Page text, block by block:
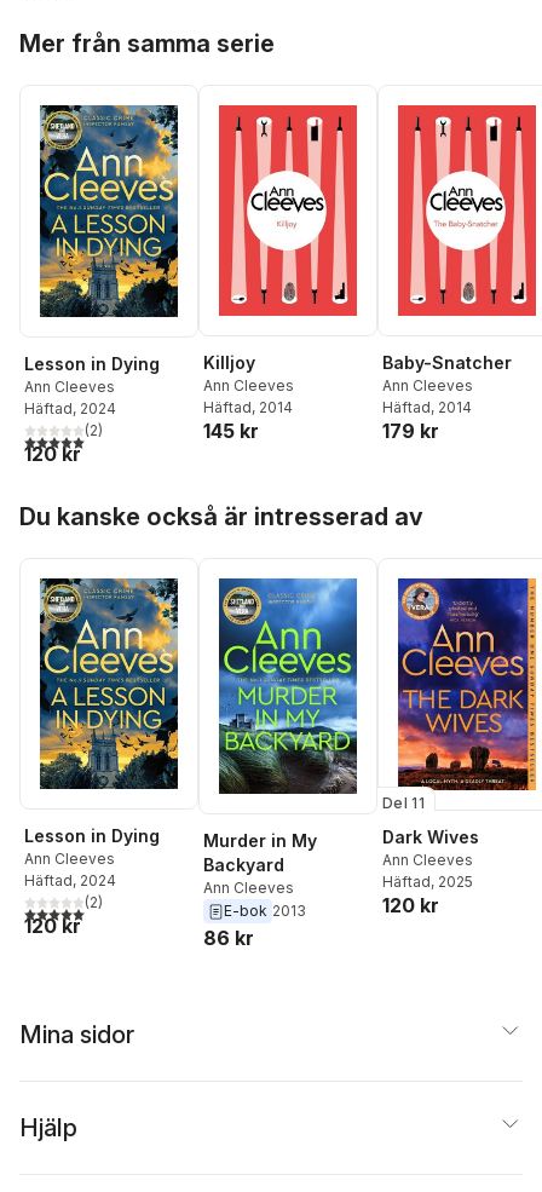
Mer från samma serie
Lesson in Dying
Ann Cleeves
Häftad, 2024
5,0utav 5 stjärnor. Totalt antal röster:
(2)
120 kr
Killjoy
Ann Cleeves
Häftad, 2014
145 kr
Baby-Snatcher
Ann Cleeves
Häftad, 2014
179 kr
Du kanske också är intresserad av
Lesson in Dying
Ann Cleeves
Häftad, 2024
5,0utav 5 stjärnor. Totalt antal röster:
(2)
120 kr
Murder in My
Backyard
Ann Cleeves
E-bok 2013
86 kr
Del 11
Dark Wives
Ann Cleeves
Häftad, 2025
120 kr
Mina sidor
Hjälp